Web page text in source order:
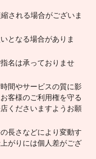
される場合がございま
となる場合がありま
名は承っておりませ
間やサービスの質に影
客様のご利用権を守る
くださいますようお願
長さなどにより変動す
がりには個人差がござ